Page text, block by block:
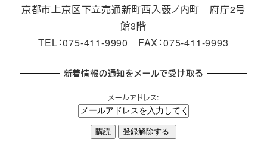
京都市上京区下立売通新町西入薮ノ内町 府庁2号
館3階
TEL：075-411-9990 FAX：075-411-9993
新着情報の通知をメールで受け取る
メールアドレス: